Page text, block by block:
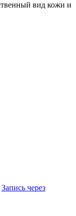
вид кожи и
Запись через